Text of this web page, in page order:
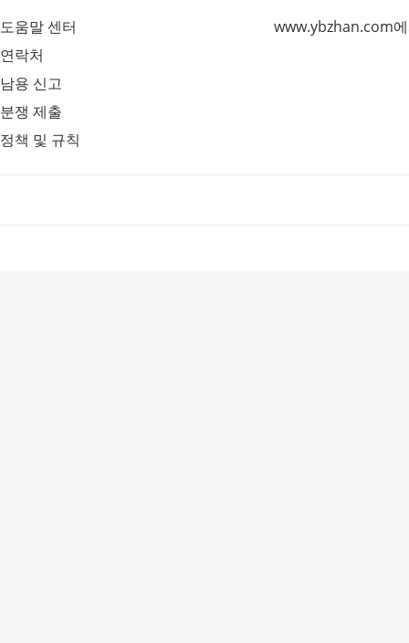
도움말 센터
연락처
남용 신고
분쟁 제출
정책 및 규칙
www.ybzhan.com